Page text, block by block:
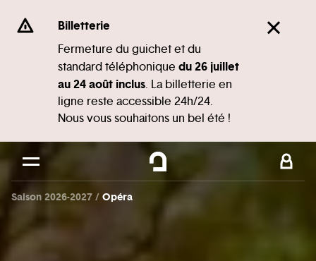
Se rendre au
Contenu principal
Pied de page
Billetterie
Fermeture du guichet et du
standard téléphonique du 26 juillet
au 24 août inclus. La billetterie en
ligne reste accessible 24h/24.
Nous vous souhaitons un bel été !
Saison 2026-2027 Opéra